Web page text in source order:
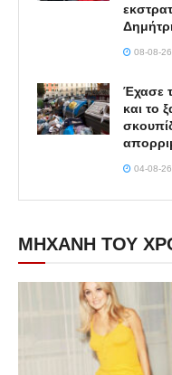
08-08-
Έχασε
και το
04-08-
ΜΗΧΑΝΗ ΤΟΥ